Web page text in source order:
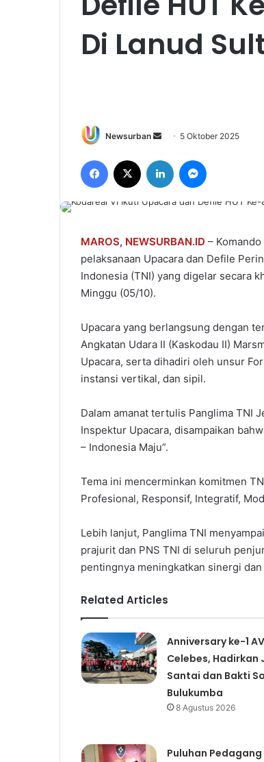
Di Lanud
Newsurban
Send
email
5 Oktober 2025
Facebook LinkedIn
MAROS, NEWSURBAN.ID –
pelaksanaan Upacara dan Defile
Indonesia (TNI) yang digelar secara
Minggu (05/10).
Upacara yang berlangsung dengan
Angkatan Udara II (Kaskodau II)
Upacara, serta dihadiri oleh unsur
instansi vertikal, dan sipil.
Dalam amanat tertulis Panglima TNI
Inspektur Upacara, disampaikan
– Indonesia Maju”.
Tema ini mencerminkan komitmen
Profesional, Responsif, Integratif,
Lebih lanjut, Panglima TNI
prajurit dan PNS TNI di seluruh
pentingnya meningkatkan sinergi
Related Articles
Anniversary ke-1
Celebes, Hadirkan
Santai dan Bakti
Bulukumba
8 Agustus 2026
Puluhan